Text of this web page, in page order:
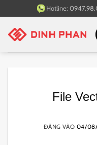
qua
nội
Hotline:
File
ĐĂNG VÀO 04/